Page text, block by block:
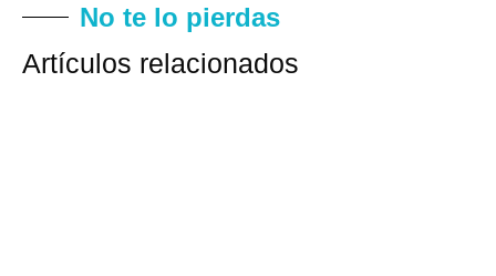
No te lo pierdas
Artículos relacionados